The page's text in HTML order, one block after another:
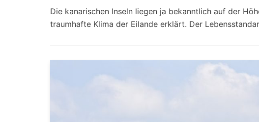
Die kanarischen Inseln liegen ja bekanntlich auf der
traumhafte Klima der Eilande erklärt. Der